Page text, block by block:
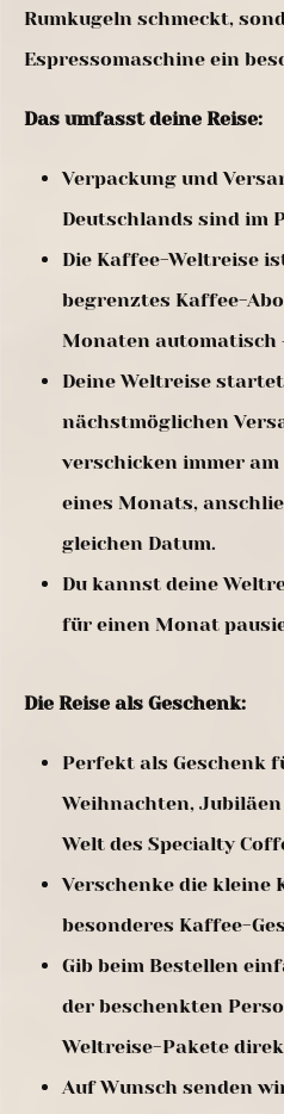
Rumkugeln schmeckt,
Espressomaschine ein
Das umfasst deine Reise:
Verpackung und
Deutschlands sind im
Die Kaffee-Weltreise
begrenztes Kaffee-
Monaten automatisch
Deine Weltreise
nächstmöglichen
verschicken immer am
eines Monats,
gleichen Datum.
Du kannst deine
für einen Monat
Die Reise als Geschenk:
Perfekt als Geschenk
Weihnachten,
Welt des Specialty
Verschenke die kleine
besonderes Kaffee-
Gib beim Bestellen
der beschenkten
Weltreise-Pakete
Auf Wunsch senden